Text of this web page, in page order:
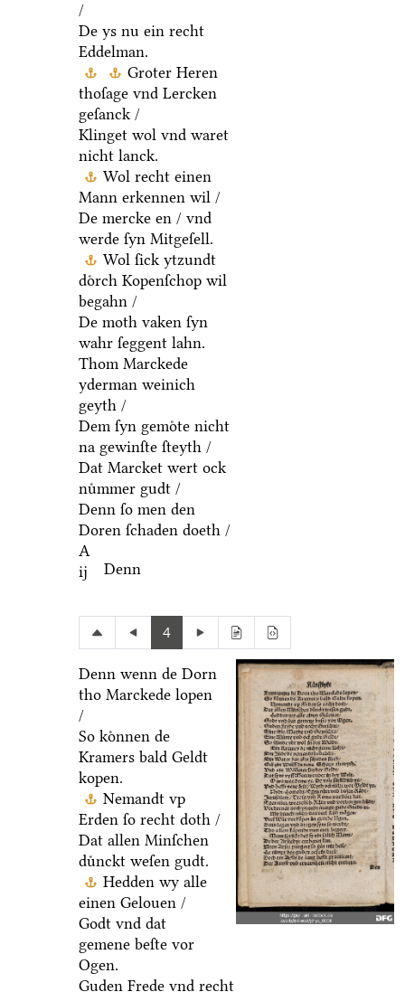
/
De ys nu ein recht
Eddelman.
Groter Heren
thoſage vnd Lercken
geſanck /
Klinget wol vnd waret
nicht lanck.
Wol recht einen
Mann erkennen wil /
De mercke en / vnd
werde ſyn Mitgeſell.
Wol ſick ytzundt
doͤrch Kopenſchop wil
begahn /
De moth vaken ſyn
wahr ſeggent lahn.
Thom Marckede
yderman weinich
geyth /
Dem ſyn gemoͤte nicht
na gewinſte ſteyth /
Dat Marcket wert ock
nuͤmmer gudt /
Denn ſo men den
Doren ſchaden doeth /
A
ij
Denn
4
Denn wenn de Dorn
tho Marckede lopen
/
So koͤnnen de
Kramers bald Geldt
kopen.
Nemandt vp
Erden ſo recht doth /
Dat allen Minſchen
duͤnckt weſen gudt.
Hedden wy alle
einen Gelouen /
Godt vnd dat
gemene beſte vor
Ogen.
Guden Frede vnd recht